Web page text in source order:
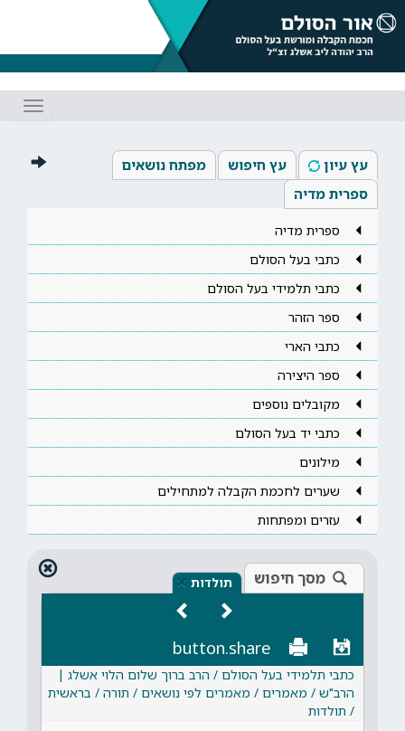
עץ עיון עץ חיפוש
מפתח נושאים
ספרית מדיה
ספרית מדיה
כתבי בעל הסולם
כתבי תלמידי בעל הסולם
ספר הזהר
כתבי הארי
ספר היצירה
מקובלים נוספים
כתבי יד בעל הסולם
מילונים
שערים לחכמת הקבלה למתחילים
עזרים ומפתחות
מסך חיפוש תולדות ×
button.share
כתבי תלמידי בעל הסולם / הרב ברוך שלום הלוי אשלג |
הרב"ש / מאמרים / מאמרים לפי נושאים / תורה / בראשית
/ תולדות